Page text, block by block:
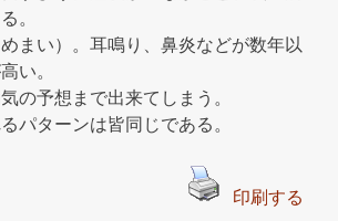
。
まい）。耳鳴り、鼻炎などが数年以
い。
の予想まで出来てしまう。
パターンは皆同じである。
印刷する